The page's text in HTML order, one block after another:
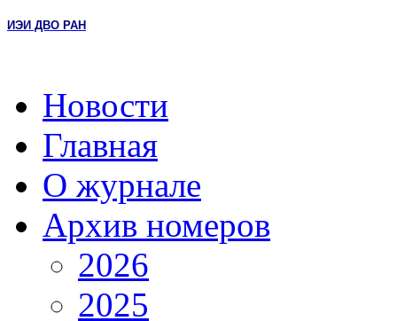
ИЭИ ДВО РАН
Новости
Главная
О журнале
Архив номеров
2026
2025